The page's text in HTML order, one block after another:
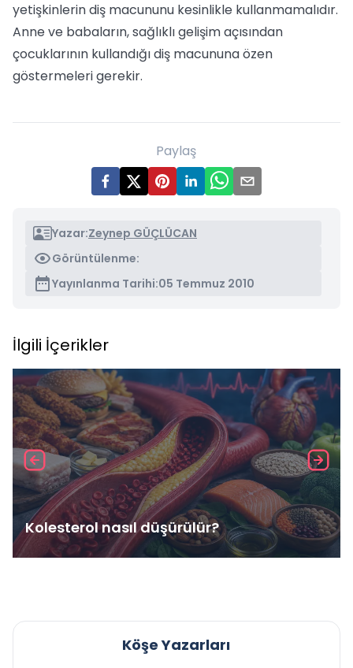
yetişkinlerin diş macununu kesinlikle kullanmamalıdır.
Anne ve babaların, sağlıklı gelişim açısından
çocuklarının kullandığı diş macununa özen
göstermeleri gerekir.
Paylaş
Yazar:Zeynep GÜÇLÜCAN
Görüntülenme:
Yayınlanma Tarihi:05 Temmuz 2010
İlgili İçerikler
Kolesterol nasıl düşürülür?
Köşe Yazarları